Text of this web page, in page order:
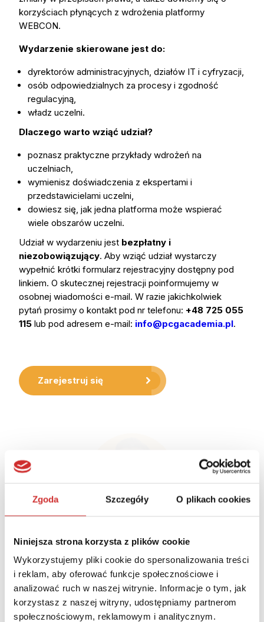
Zgoda Szczegóły O plikach cookies
Niniejsza strona korzysta z plików cookie
Wykorzystujemy pliki cookie do spersonalizowania treści
i reklam, aby oferować funkcje społecznościowe i
analizować ruch w naszej witrynie. Informacje o tym, jak
korzystasz z naszej witryny, udostępniamy partnerom
społecznościowym, reklamowym i analitycznym.
korzyściach płynących z wdrożenia platformy
WEBCON.
Wydarzenie skierowane jest do:
dyrektorów administracyjnych, działów IT i cyfryzacji,
osób odpowiedzialnych za procesy i zgodność
regulacyjną,
władz uczelni.
Dlaczego warto wziąć udział?
poznasz praktyczne przykłady wdrożeń na
uczelniach,
wymienisz doświadczenia z ekspertami i
przedstawicielami uczelni,
dowiesz się, jak jedna platforma może wspierać
wiele obszarów uczelni.
Udział w wydarzeniu jest bezpłatny i
niezobowiązujący. Aby wziąć udział wystarczy
wypełnić krótki formularz rejestracyjny dostępny pod
linkiem. O skutecznej rejestracji poinformujemy w
osobnej wiadomości e-mail. W razie jakichkolwiek
pytań prosimy o kontakt pod nr telefonu: +48 725 055
115 lub pod adresem e-mail: info@pcgacademia.pl.
Zarejestruj się
Łukasz Nowak,
Prezes Zarządu, PCG Academia